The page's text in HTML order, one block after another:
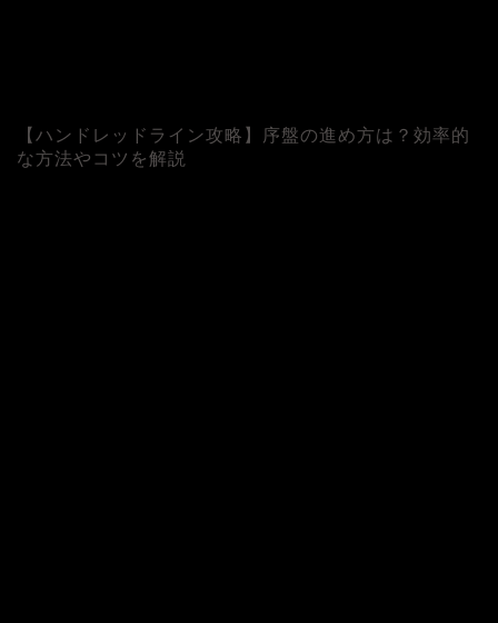
【ハンドレッドライン攻略】序盤の進め方は？効率的
な方法やコツを解説